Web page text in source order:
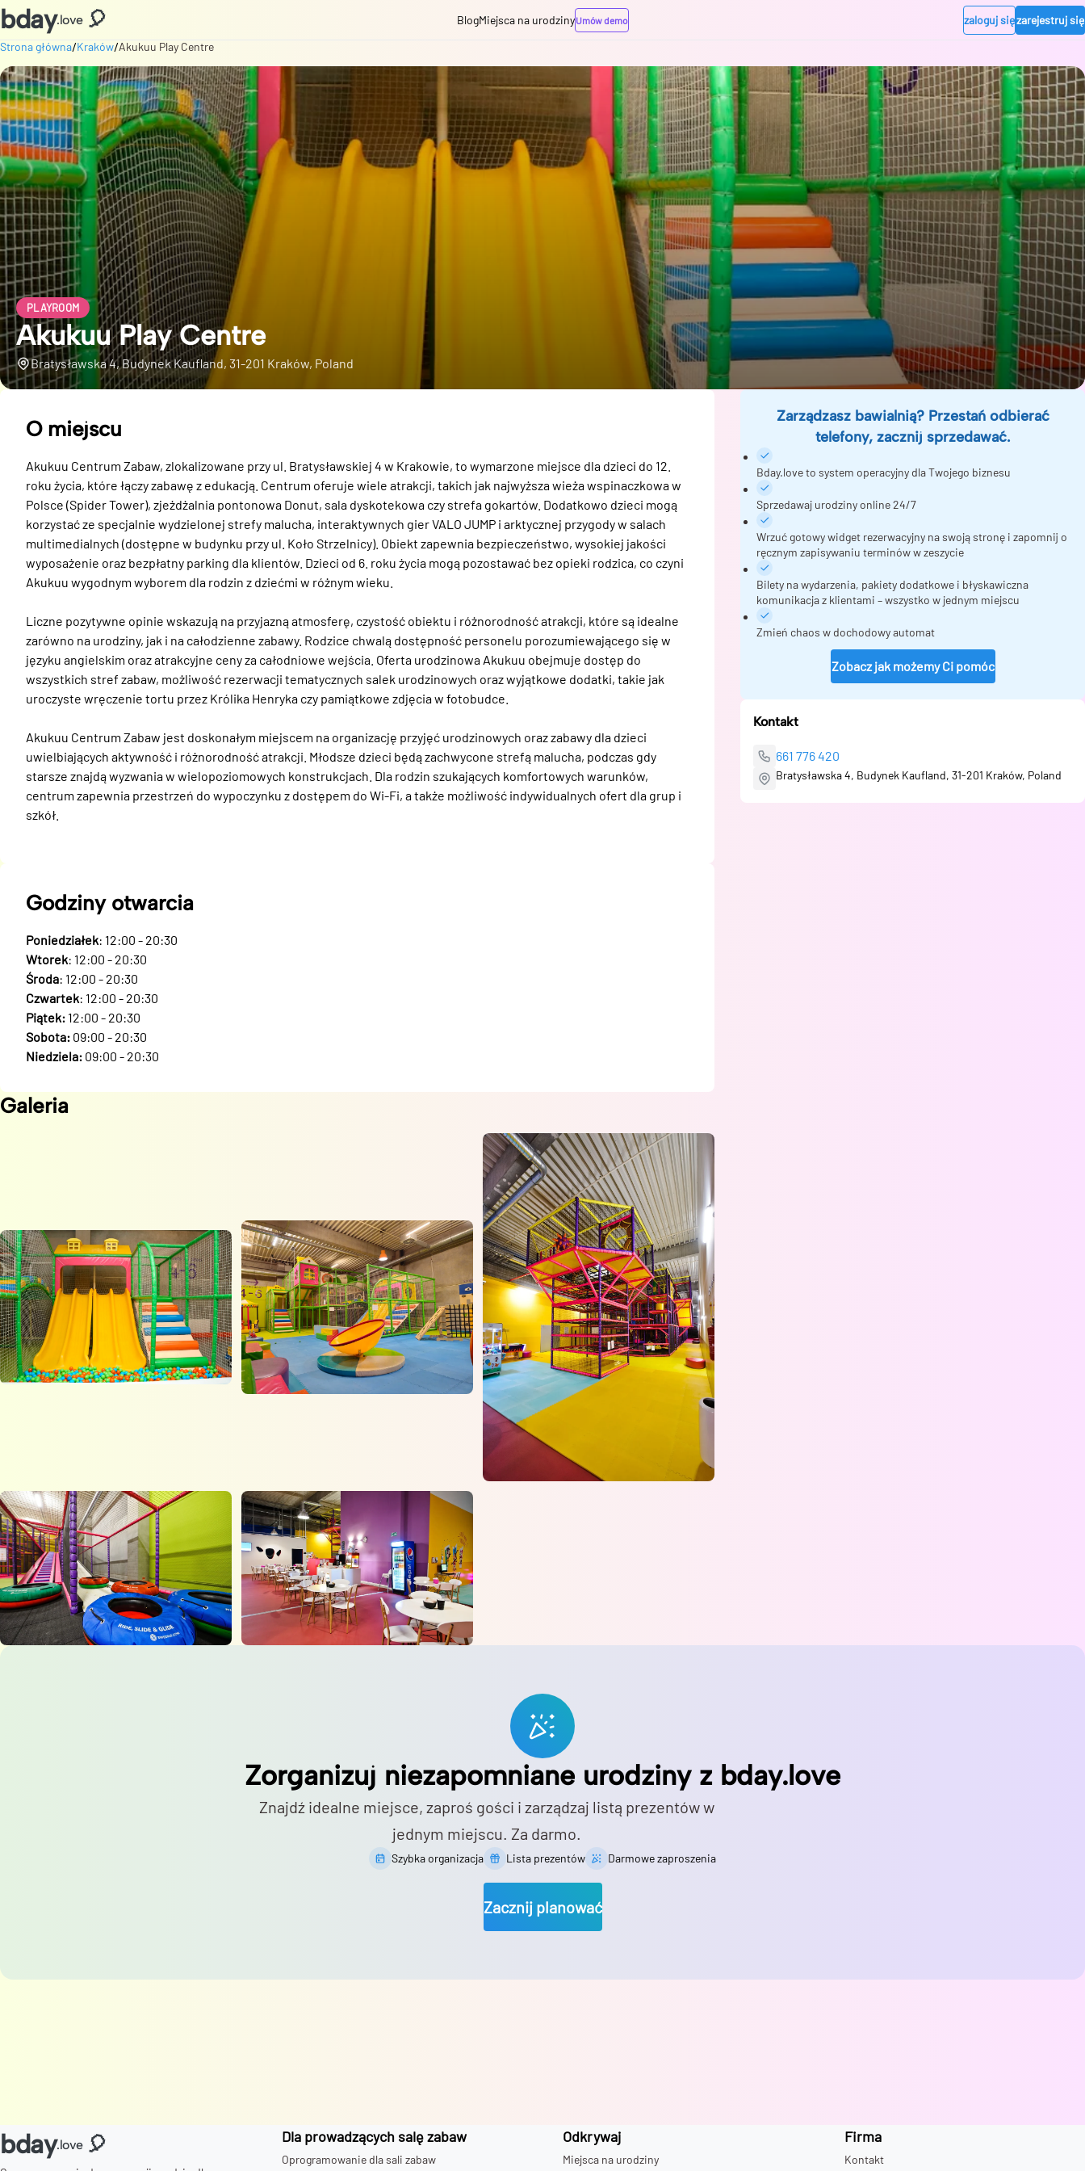
bday.love 🎈 BlogMiejsca na urodzinyUmów demo zaloguj sięzarejestruj się
Strona główna/Kraków/Akukuu Play Centre
PLAYROOM
Akukuu Play Centre
Bratysławska 4, Budynek Kaufland, 31-201 Kraków, Poland
O miejscu
Akukuu Centrum Zabaw, zlokalizowane przy ul. Bratysławskiej 4 w Krakowie, to wymarzone miejsce dla dzieci do 12.
roku życia, które łączy zabawę z edukacją. Centrum oferuje wiele atrakcji, takich jak najwyższa wieża wspinaczkowa w
Polsce (Spider Tower), zjeżdżalnia pontonowa Donut, sala dyskotekowa czy strefa gokartów. Dodatkowo dzieci mogą
korzystać ze specjalnie wydzielonej strefy malucha, interaktywnych gier VALO JUMP i arktycznej przygody w salach
multimedialnych (dostępne w budynku przy ul. Koło Strzelnicy). Obiekt zapewnia bezpieczeństwo, wysokiej jakości
wyposażenie oraz bezpłatny parking dla klientów. Dzieci od 6. roku życia mogą pozostawać bez opieki rodzica, co czyni
Akukuu wygodnym wyborem dla rodzin z dziećmi w różnym wieku.
Liczne pozytywne opinie wskazują na przyjazną atmosferę, czystość obiektu i różnorodność atrakcji, które są idealne
zarówno na urodziny, jak i na całodzienne zabawy. Rodzice chwalą dostępność personelu porozumiewającego się w
języku angielskim oraz atrakcyjne ceny za całodniowe wejścia. Oferta urodzinowa Akukuu obejmuje dostęp do
wszystkich stref zabaw, możliwość rezerwacji tematycznych salek urodzinowych oraz wyjątkowe dodatki, takie jak
uroczyste wręczenie tortu przez Królika Henryka czy pamiątkowe zdjęcia w fotobudce.
Akukuu Centrum Zabaw jest doskonałym miejscem na organizację przyjęć urodzinowych oraz zabawy dla dzieci
uwielbiających aktywność i różnorodność atrakcji. Młodsze dzieci będą zachwycone strefą malucha, podczas gdy
starsze znajdą wyzwania w wielopoziomowych konstrukcjach. Dla rodzin szukających komfortowych warunków,
centrum zapewnia przestrzeń do wypoczynku z dostępem do Wi-Fi, a także możliwość indywidualnych ofert dla grup i
szkół.
Godziny otwarcia
Poniedziałek: 12:00 - 20:30
Wtorek: 12:00 - 20:30
Środa: 12:00 - 20:30
Czwartek: 12:00 - 20:30
Piątek: 12:00 - 20:30
Sobota: 09:00 - 20:30
Niedziela: 09:00 - 20:30
Galeria
Zarządzasz bawialnią? Przestań odbierać
telefony, zacznij sprzedawać.
Bday.love to system operacyjny dla Twojego biznesu
Sprzedawaj urodziny online 24/7
Wrzuć gotowy widget rezerwacyjny na swoją stronę i zapomnij o
ręcznym zapisywaniu terminów w zeszycie
Bilety na wydarzenia, pakiety dodatkowe i błyskawiczna
komunikacja z klientami – wszystko w jednym miejscu
Zmień chaos w dochodowy automat
Zobacz jak możemy Ci pomóc
Kontakt
661 776 420
Bratysławska 4, Budynek Kaufland, 31-201 Kraków, Poland
Zorganizuj niezapomniane urodziny z bday.love
Znajdź idealne miejsce, zaproś gości i zarządzaj listą prezentów w
jednym miejscu. Za darmo.
Szybka organizacja Lista prezentów Darmowe zaproszenia
Zacznij planować
bday.love 🎈 Dla prowadzących salę zabaw
Oprogramowanie dla sali zabaw
Odkrywaj
Miejsca na urodziny
Firma
Kontakt